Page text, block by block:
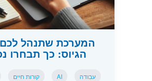
המערכת שתנהל
הגיוס: כך תבחרו
עבודה AI קורות חיים